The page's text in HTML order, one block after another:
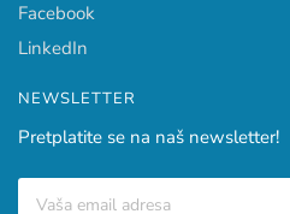
Facebook
LinkedIn
NEWSLETTER
Pretplatite se na naš newsletter!